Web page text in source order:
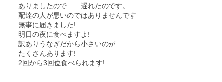
ありましたので……遅れたのです。
配達の人が悪いのではありませんです
無事に届きました!
明日の夜に食べますよ!
訳ありうなぎだから小さいのが
たくさんあります!